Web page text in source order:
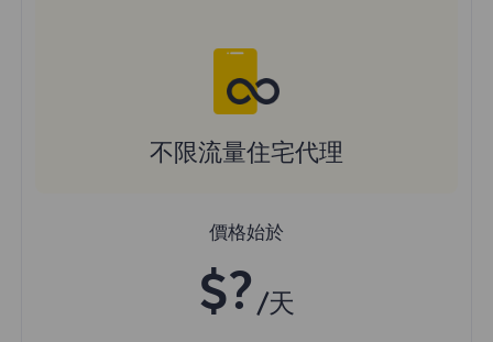
不限流量住宅代理
價格始於
$? /天